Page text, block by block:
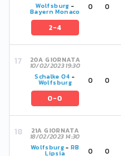
Wolfsburg -
Bayern Monaco
2-4
0 0
20A GIORNATA
10/02/2023 19:30
Schalke 04 -
Wolfsburg
0-0
0 0
21A GIORNATA
18/02/2023 14:30
Wolfsburg -RB
Lipsia 0 0